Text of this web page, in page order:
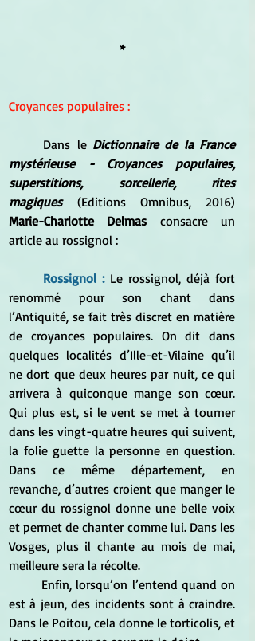
*
Croyances populaires :
Dans le Dictionnaire de la France
mystérieuse - Croyances populaires,
superstitions, sorcellerie, rites
magiques
Marie-Charlotte Delmas consacre un
article au rossignol :
Rossignol : Le rossignol, déjà fort
renommé pour son chant dans
l’Antiquité, se fait très discret en matière
de croyances populaires. On dit dans
quelques localités d’Ille-et-Vilaine qu’il
ne dort que deux heures par nuit, ce qui
arrivera à quiconque mange son cœur.
Qui plus est, si le vent se met à tourner
dans les vingt-quatre heures qui suivent,
la folie guette la personne en question.
Dans ce même département, en
revanche, d’autres croient que manger le
cœur du rossignol donne une belle voix
et permet de chanter comme lui. Dans les
Vosges, plus il chante au mois de mai,
meilleure sera la récolte.
est à jeun, des incidents sont à craindre.
Dans le Poitou, cela donne le torticolis, et